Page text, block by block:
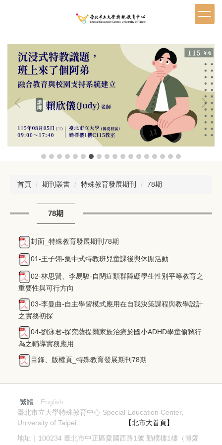
首頁 期刊叢書 特殊教育發展期刊 78期
78期
封面_特殊教育發展期刊78期
01-王子翎-集中式特教班兒童課後與休閒活動
02-林思賢、李易駿-自閉症類群障礙學生性別平等教育之
重要性與可行方向
03-李曼曲-自主學習模式應用在自我決策課程與教學設計
之實務初探
04-劉泳君-探究薩提爾家族治療於國小ADHD學童偷竊行
為之輔導實務應用
目錄、版權頁_特殊教育發展期刊78期
繁體
English
臺北市立大學特殊教育中心 Special Education Center,
University of Taipei
【北市大首頁】
地址｜100234 臺北市中正區愛國西路1號 勤樸樓1樓（博愛